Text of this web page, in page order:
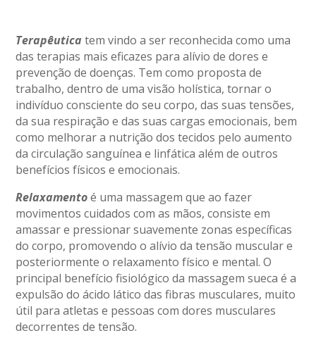
Terapêutica tem vindo a ser reconhecida como uma
das terapias mais eficazes para alívio de dores e
prevenção de doenças. Tem como proposta de
trabalho, dentro de uma visão holística, tornar o
indivíduo consciente do seu corpo, das suas tensões,
da sua respiração e das suas cargas emocionais, bem
como melhorar a nutrição dos tecidos pelo aumento
da circulação sanguínea e linfática além de outros
benefícios físicos e emocionais.
Relaxamentoé uma massagem que ao fazer
movimentos cuidados com as mãos, consiste em
amassar e pressionar suavemente zonas específicas
do corpo, promovendo o alívio da tensão muscular e
posteriormente o relaxamento físico e mental. O
principal benefício fisiológico da massagem sueca é a
expulsão do ácido lático das fibras musculares, muito
útil para atletas e pessoas com dores musculares
decorrentes de tensão.